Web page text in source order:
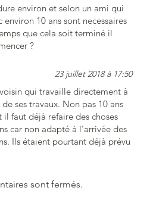
environ et selon un ami qui
environ 10 ans sont necessaires
que cela soit terminé il
?
23 juillet 2018 à 17:50
qui travaille directement à
ses travaux. Non pas 10 ans
il faut déjà refaire des choses
car non adapté à l’arrivée des
Ils étaient pourtant déjà prévu
sont fermés.